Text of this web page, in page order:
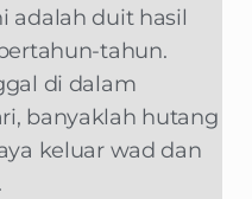
adalah duit hasil
tahun.
di dalam
banyaklah hutang
keluar wad dan